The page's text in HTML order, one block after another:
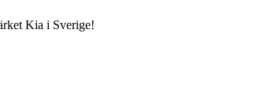
Kia i Sverige!